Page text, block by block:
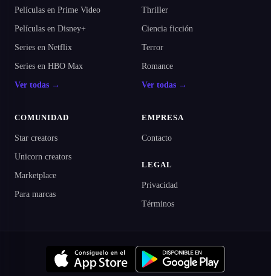
Películas en Prime Video
Películas en Disney+
Series en Netflix
Series en HBO Max
Ver todas →
Thriller
Ciencia ficción
Terror
Romance
Ver todas →
COMUNIDAD
Star creators
Unicorn creators
Marketplace
Para marcas
EMPRESA
Contacto
LEGAL
Privacidad
Términos